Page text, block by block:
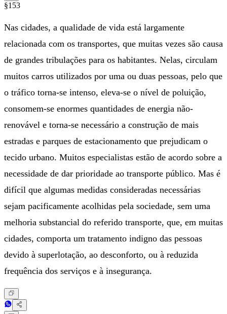
§153
Nas cidades, a qualidade de vida está largamente
relacionada com os transportes, que muitas vezes são causa
de grandes tribulações para os habitantes. Nelas, circulam
muitos carros utilizados por uma ou duas pessoas, pelo que
o tráfico torna-se intenso, eleva-se o nível de poluição,
consomem-se enormes quantidades de energia não-
renovável e torna-se necessário a construção de mais
estradas e parques de estacionamento que prejudicam o
tecido urbano. Muitos especialistas estão de acordo sobre a
necessidade de dar prioridade ao transporte público. Mas é
difícil que algumas medidas consideradas necessárias
sejam pacificamente acolhidas pela sociedade, sem uma
melhoria substancial do referido transporte, que, em muitas
cidades, comporta um tratamento indigno das pessoas
devido à superlotação, ao desconforto, ou à reduzida
frequência dos serviços e à insegurança.